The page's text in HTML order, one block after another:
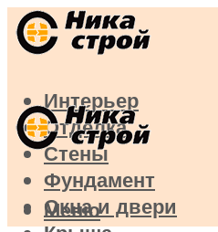
Интерьер
Отделка
Стены
Фундамент
Окна и двери
Меню